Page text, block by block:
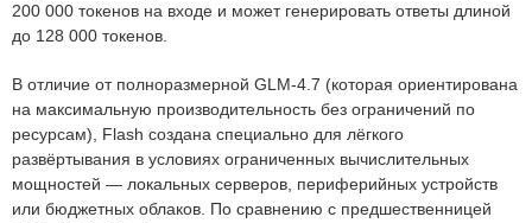
200 000 токенов на входе и может генерировать ответы длиной
до 128 000 токенов.
В отличие от полноразмерной GLM-4.7 (которая ориентирована
на максимальную производительность без ограничений по
ресурсам), Flash создана специально для лёгкого
развёртывания в условиях ограниченных вычислительных
мощностей — локальных серверов, периферийных устройств
или бюджетных облаков. По сравнению с предшественницей